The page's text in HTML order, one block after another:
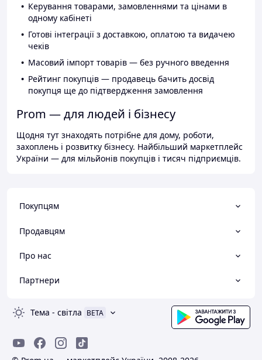
Керування товарами, замовленнями та цінами в
одному кабінеті
Готові інтеграції з доставкою, оплатою та видачею
чеків
Масовий імпорт товарів — без ручного введення
Рейтинг покупців — продавець бачить досвід
покупця ще до підтвердження замовлення
Prom — для людей і бізнесу
Щодня тут знаходять потрібне для дому, роботи,
захоплень і розвитку бізнесу. Найбільший маркетплейс
України — для мільйонів покупців і тисяч підприємців.
Покупцям
Продавцям
Про нас
Партнери
Тема - світла BETA